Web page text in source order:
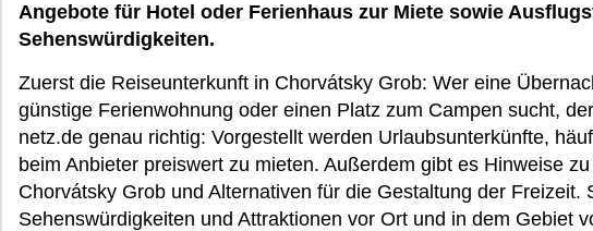
Angebote für Hotel oder Ferienhaus zur Miete sowie
Sehenswürdigkeiten.
Zuerst die Reiseunterkunft in Chorvátsky Grob: Wer eine
günstige Ferienwohnung oder einen Platz zum Campen sucht,
netz.de genau richtig: Vorgestellt werden Urlaubsunterkünfte,
beim Anbieter preiswert zu mieten. Außerdem gibt es Hinweise
Chorvátsky Grob und Alternativen für die Gestaltung der Freizeit.
Sehenswürdigkeiten und Attraktionen vor Ort und in dem Gebiet